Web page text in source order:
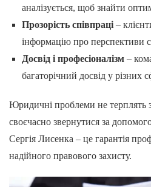
аналізується, щоб знайти
Прозорість співпраці–
інформацію про перспективи
Досвід і професіоналізм–
багаторічний досвід у різних
Юридичні проблеми не терплять
своєчасно звернутися за
Сергія Лисенка – це гарантія
надійного правового захисту.